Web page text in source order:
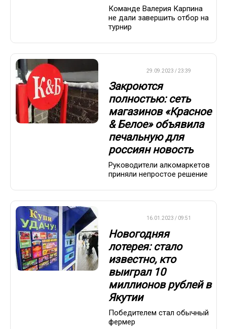
Команде Валерия Карпина
не дали завершить отбор на
турнир
29.09.2023 / 23:39
Закроются
полностью: сеть
магазинов «Красное
& Белое» объявила
печальную для
россиян новость
Руководители алкомаркетов
приняли непростое решение
16.01.2023 / 09:51
Новогодняя
лотерея: стало
известно, кто
выиграл 10
миллионов рублей в
Якутии
Победителем стал обычный
фермер